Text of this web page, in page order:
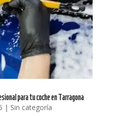
para tu coche en Tarragona
| Sin categoría